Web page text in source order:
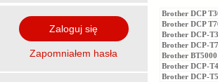
Brother DCP
Brother DCP
Brother DCP-
Brother DCP-
Brother BT5000
Brother DCP-
Brother DCP-
Zaloguj się
Zapomniałem hasła